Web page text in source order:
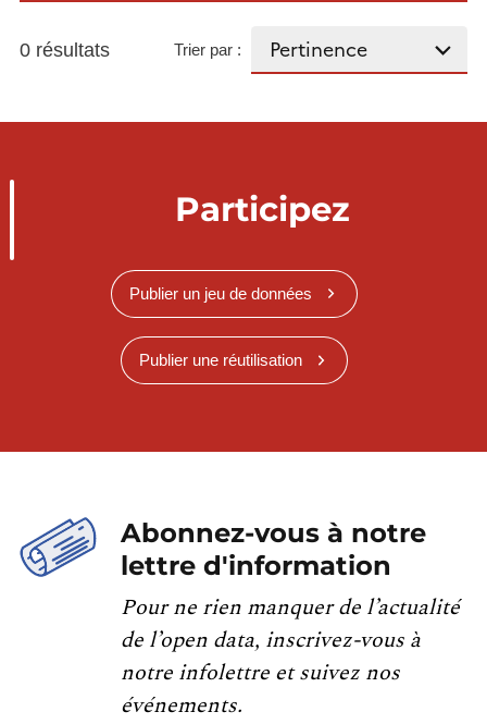
0 résultats Trier par :
Participez
Publier un jeu de données
Publier une réutilisation
Abonnez-vous à notre
lettre d'information
Pour ne rien manquer de l’actualité
de l’open data, inscrivez-vous à
notre infolettre et suivez nos
événements.